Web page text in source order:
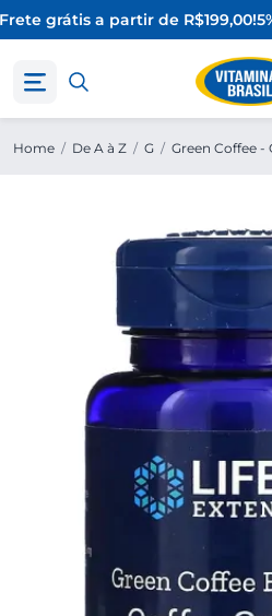
grátis a partir de R$199,00!
Home / De A à Z / G / Green Coffee -